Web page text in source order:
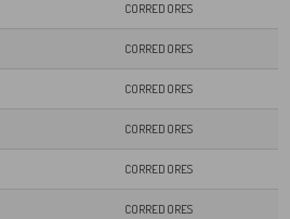
CORREDORES
CORREDORES
CORREDORES
CORREDORES
CORREDORES
CORREDORES